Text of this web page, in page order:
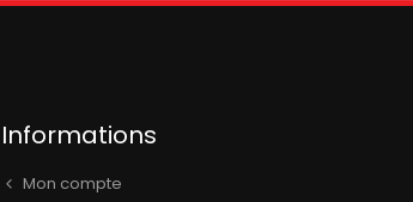
Informations
Mon compte